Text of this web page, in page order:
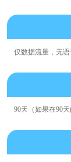
仅数据流量，无语
90天（如果在90